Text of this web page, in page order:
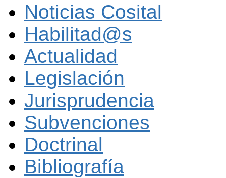
Noticias Cosital
Habilitad@s
Actualidad
Legislación
Jurisprudencia
Subvenciones
Doctrinal
Bibliografía